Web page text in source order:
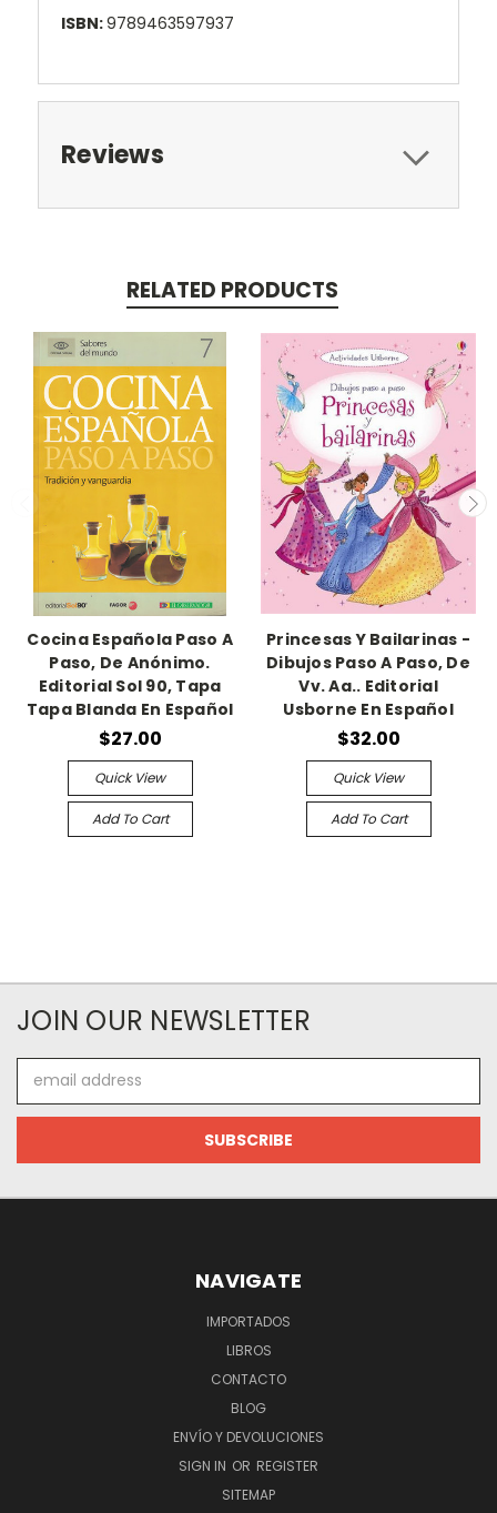
ISBN:9789463597937
Reviews
RELATED PRODUCTS
Cocina Española Paso A
Paso, De Anónimo.
Editorial Sol 90, Tapa
Tapa Blanda En Español
$27.00
Quick View
Add To Cart
Princesas Y Bailarinas -
Dibujos Paso A Paso, De
Vv. Aa.. Editorial
Usborne En Español
$32.00
Quick View
Add To Cart
JOIN OUR NEWSLETTER
Address
NAVIGATE
IMPORTADOS
LIBROS
CONTACTO
BLOG
ENVÍO Y DEVOLUCIONES
SIGN IN OR REGISTER
SITEMAP